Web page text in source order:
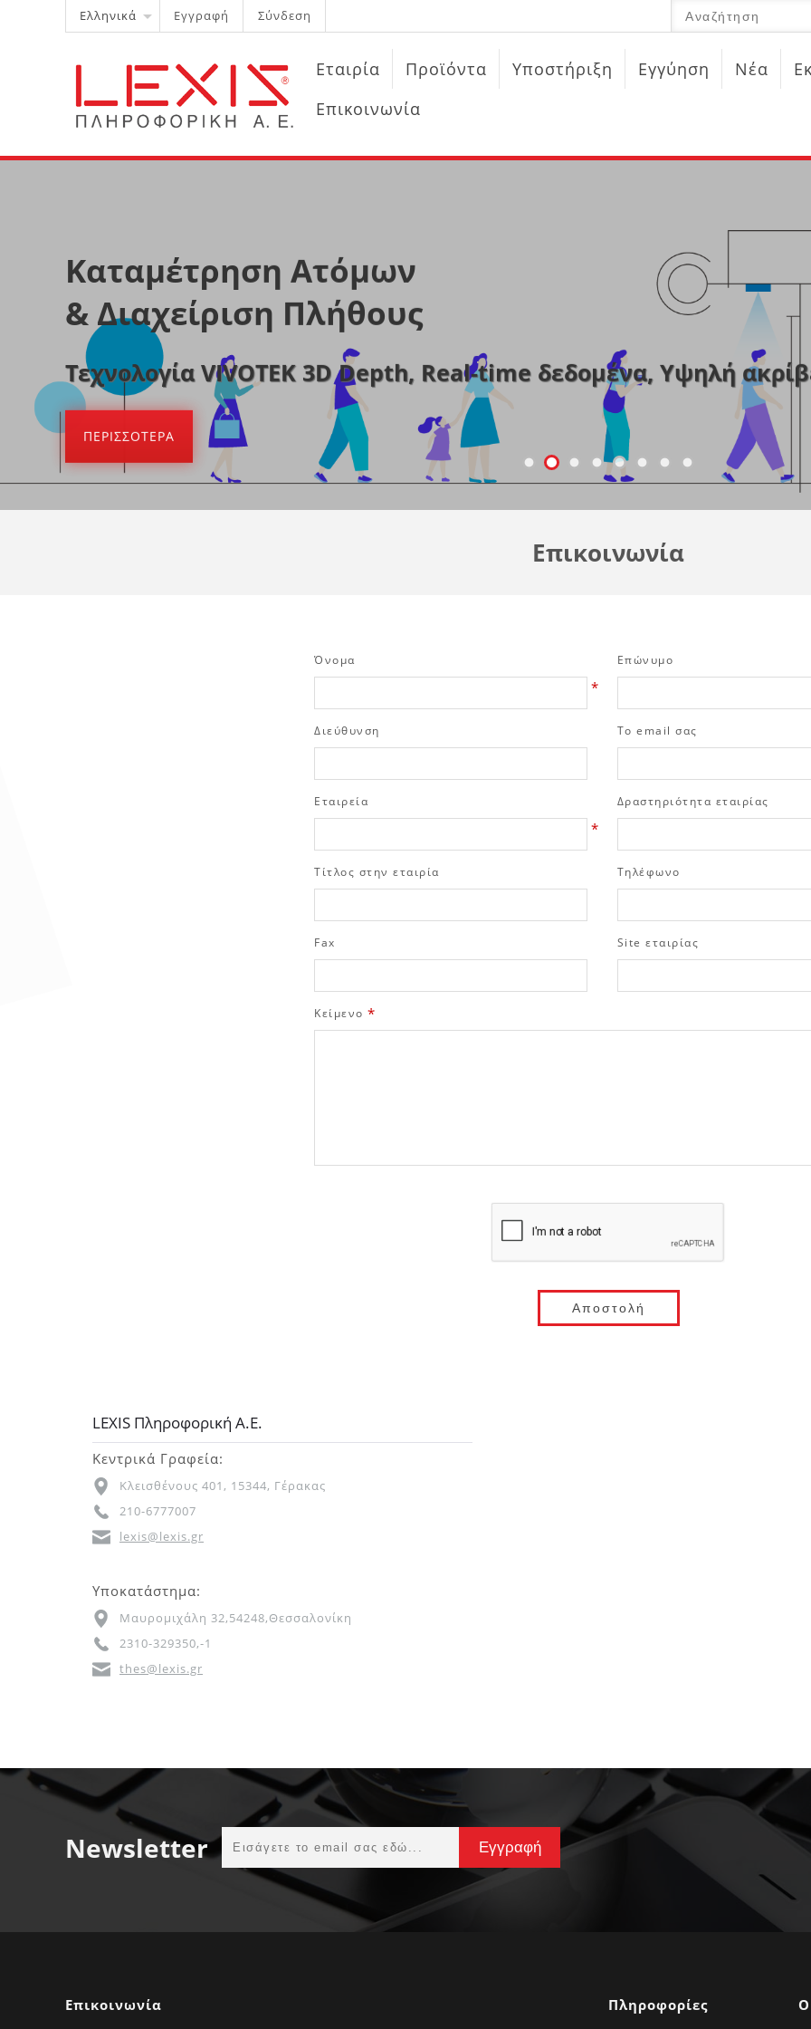
Ελληνικά Εγγραφή Σύνδεση
Εταιρία Προϊόντα Υποστήριξη Εγγύηση Νέα
Επικοινωνία
Καταμέτρηση Ατόμων
& Διαχείριση Πλήθους
Τεχνολογία VIVOTEK 3D Depth, Real-time δεδομένα, Υψηλή
ΠΕΡΙΣΣΟΤΕΡΑ
Επικοινωνία
Όνομα
*
Επώνυμο
Διεύθυνση Το email σας
Εταιρεία
*
Δραστηριότητα εταιρίας
Τίτλος στην εταιρία Τηλέφωνο
Fax Site εταιρίας
Κείμενο *
LEXIS Πληροφορική Α.Ε.
Κεντρικά Γραφεία:
Κλεισθένους 401, 15344, Γέρακας
210-6777007
lexis@lexis.gr
Υποκατάστημα:
Μαυρομιχάλη 32,54248,Θεσσαλονίκη
2310-329350,-1
thes@lexis.gr
Newsletter
Επικοινωνία Πληροφορίες Ο